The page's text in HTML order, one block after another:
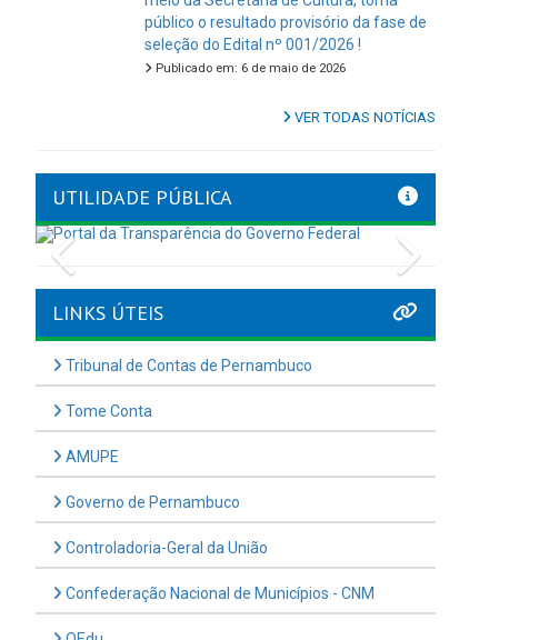
público o resultado provisório da fase de
seleção do Edital nº 001/2026 !
Publicado em: 6 de maio de 2026
VER TODAS NOTÍCIAS
UTILIDADE PÚBLICA
Previous
LINKS ÚTEIS
Tribunal de Contas de Pernambuco
Tome Conta
AMUPE
Governo de Pernambuco
Controladoria-Geral da União
Confederação Nacional de Municípios - CNM